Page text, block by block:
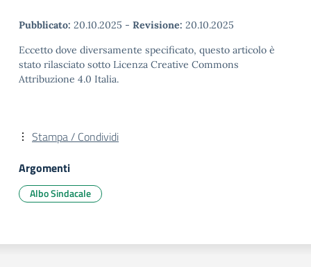
Pubblicato: 20.10.2025 - Revisione: 20.10.2025
Eccetto dove diversamente specificato, questo articolo è
stato rilasciato sotto Licenza Creative Commons
Attribuzione 4.0 Italia.
Stampa / Condividi
Argomenti
Albo Sindacale